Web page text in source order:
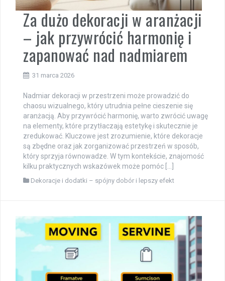
Za dużo dekoracji w aranżacji
– jak przywrócić harmonię i
zapanować nad nadmiarem
31 marca 2026
Nadmiar dekoracji w przestrzeni może prowadzić do
chaosu wizualnego, który utrudnia pełne cieszenie się
aranżacją. Aby przywrócić harmonię, warto zwrócić uwagę
na elementy, które przytłaczają estetykę i skutecznie je
zredukować. Kluczowe jest zrozumienie, które dekoracje
są zbędne oraz jak zorganizować przestrzeń w sposób,
który sprzyja równowadze. W tym kontekście, znajomość
kilku praktycznych wskazówek może pomóc […]
Dekoracje i dodatki – spójny dobór i lepszy efekt